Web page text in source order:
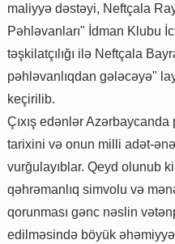
maliyyə dəstəyi, Neftçala
Pəhləvanları" İdman Klubu
təşkilatçılığı ilə Neftçala
pəhləvanlıqdan gələcəyə"
keçirilib.
Çıxış edənlər
tarixini və onun milli adət-
vurğulayıblar. Qeyd olunub
qəhrəmanlıq simvolu və
qorunması gənc nəslin
edilməsində böyük